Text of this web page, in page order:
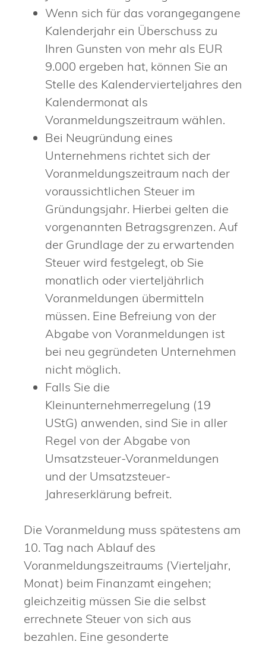
Wenn sich für das vorangegangene
Kalenderjahr ein Überschuss zu
Ihren Gunsten von mehr als EUR
9.000 ergeben hat, können Sie an
Stelle des Kalendervierteljahres den
Kalendermonat als
Voranmeldungszeitraum wählen.
Bei Neugründung eines
Unternehmens richtet sich der
Voranmeldungszeitraum nach der
voraussichtlichen Steuer im
Gründungsjahr. Hierbei gelten die
vorgenannten Betragsgrenzen. Auf
der Grundlage der zu erwartenden
Steuer wird festgelegt, ob Sie
monatlich oder vierteljährlich
Voranmeldungen übermitteln
müssen. Eine Befreiung von der
Abgabe von Voranmeldungen ist
bei neu gegründeten Unternehmen
nicht möglich.
Falls Sie die
Kleinunternehmerregelung (19
UStG) anwenden, sind Sie in aller
Regel von der Abgabe von
Umsatzsteuer-Voranmeldungen
und der Umsatzsteuer-
Jahreserklärung befreit.
Die Voranmeldung muss spätestens am
10. Tag nach Ablauf des
Voranmeldungszeitraums (Vierteljahr,
Monat) beim Finanzamt eingehen;
gleichzeitig müssen Sie die selbst
errechnete Steuer von sich aus
bezahlen. Eine gesonderte